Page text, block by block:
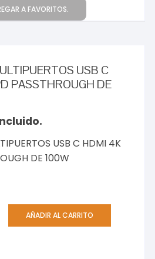
A FAVORITOS.
USB C
PASSTHROUGH DE
USB C HDMI 4K
DE 100W
AÑADIR AL CARRITO